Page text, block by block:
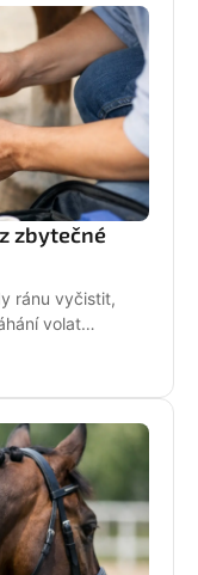
zbytečné
ránu vyčistit,
volat